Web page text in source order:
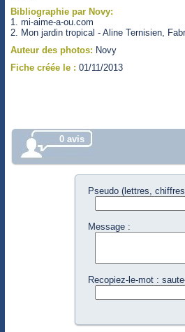
Bibliographie par Novy:
1. mi-aime-a-ou.com
2. Mon jardin tropical - Aline Ternisien,
Auteur des photos: Novy
Fiche créée le : 01/11/2013
0 avis
Pseudo (lettres,
Message :
Recopiez-le-mot :